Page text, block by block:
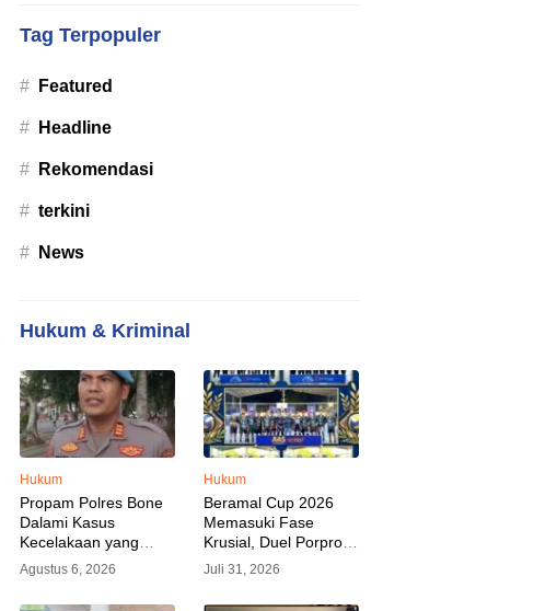
Tag Terpopuler
# Featured
# Headline
# Rekomendasi
# terkini
# News
Hukum & Kriminal
Hukum
Propam Polres Bone
Dalami Kasus
Kecelakaan yang
Libatkan Oknum
Polisi, Pelaku Sudah
Diamankan
Agustus 6, 2026
Hukum
Beramal Cup 2026
Memasuki Fase
Krusial, Duel Porprov
Bone vs Trikora Wajo
Jadi Sorotan Malam
Ini
Juli 31, 2026